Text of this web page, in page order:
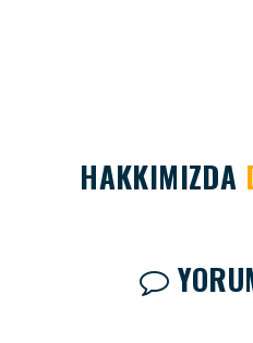
HAKKIMIZDA